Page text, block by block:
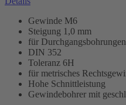
Gewinde M6
Steigung 1,0 mm
für Durchgangsbohrungen
DIN 352
Toleranz 6H
für metrisches
Hohe Schnittleistung
Gewindebohrer mit